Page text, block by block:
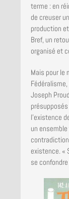
terme : en
de creuser
production
Bref, un
organisé et
Mais pour le
Joseph
l’existence
un
existence. «
se